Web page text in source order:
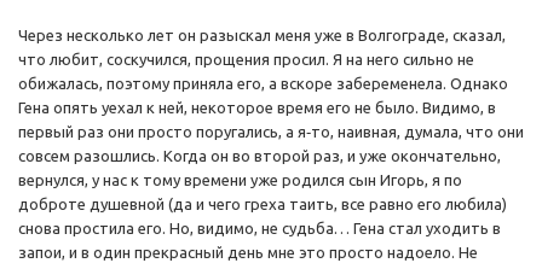
Через несколько лет он разыскал меня уже в Волгограде, сказал,
что любит, соскучился, прощения просил. Я на него сильно не
обижалась, поэтому приняла его, а вскоре забеременела. Однако
Гена опять уехал к ней, некоторое время его не было. Видимо, в
первый раз они просто поругались, а я‑то, наивная, думала, что они
совсем разошлись. Когда он во второй раз, и уже окончательно,
вернулся, у нас к тому времени уже родился сын Игорь, я по
доброте душевной (да и чего греха таить, все равно его любила)
снова простила его. Но, видимо, не судьба… Гена стал уходить в
запои, и в один прекрасный день мне это просто надоело. Не